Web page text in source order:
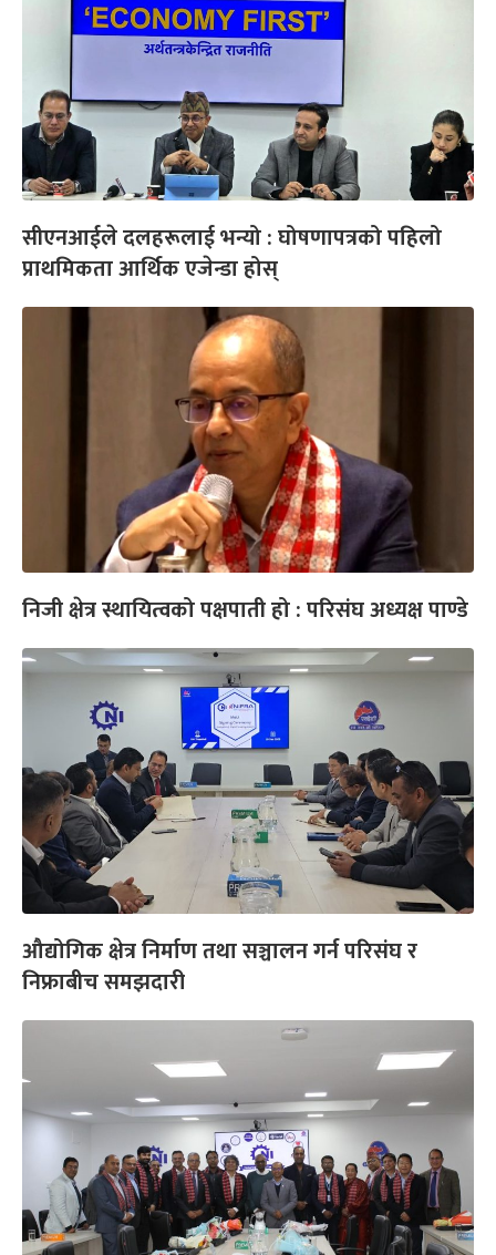
सीएनआईले दलहरूलाई भन्यो : घोषणापत्रको पहिलो
प्राथमिकता आर्थिक एजेन्डा होस्
निजी क्षेत्र स्थायित्वको पक्षपाती हो : परिसंघ अध्यक्ष पाण्डे
औद्योगिक क्षेत्र निर्माण तथा सञ्चालन गर्न परिसंघ र
निफ्राबीच समझदारी